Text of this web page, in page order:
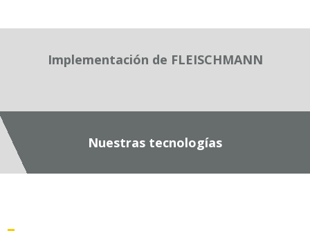
Implementación de FLEISCHMANN
Nuestras tecnologías